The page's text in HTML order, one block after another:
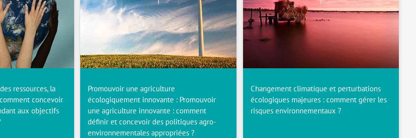
ressources, la
concevoir
aux objectifs
Promouvoir une agriculture
écologiquement innovante : Promouvoir
une agriculture innovante : comment
définir et concevoir des politiques agro-
environnementales appropriées ?
Changement climatique et perturbations
écologiques majeures : comment gérer les
risques environnementaux ?